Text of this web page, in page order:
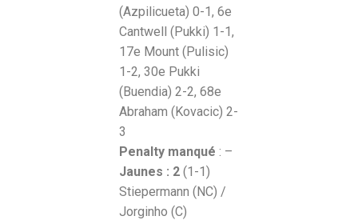
(Azpilicueta) 0-1, 6e
Cantwell (Pukki) 1-1,
17e Mount (Pulisic)
1-2, 30e Pukki
(Buendia) 2-2, 68e
Abraham (Kovacic) 2-
3
Penalty manqué : –
Jaunes : 2 (1-1)
Stiepermann (NC) /
Jorginho (C)